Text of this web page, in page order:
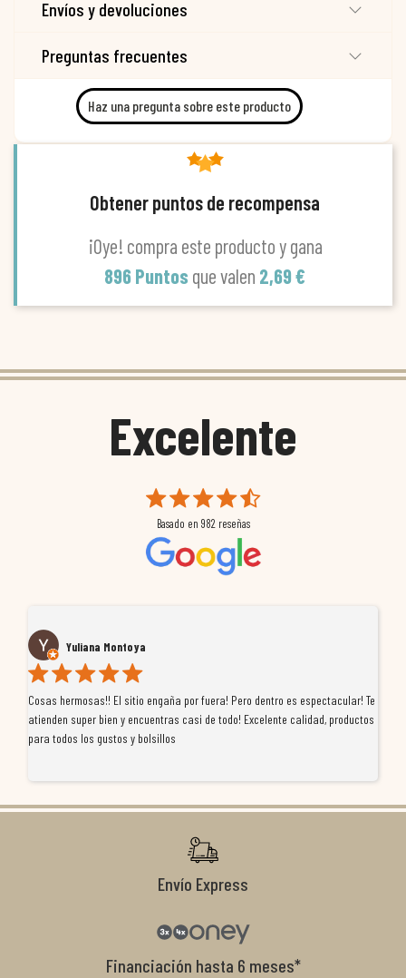
Envíos y devoluciones
Preguntas frecuentes
Haz una pregunta sobre este producto
Obtener puntos de recompensa
¡Oye! compra este producto y gana
896 Puntos que valen 2,69 €
Excelente
Basado en 982 reseñas
Yuliana Montoya
Cosas hermosas!! El sitio engaña por fuera! Pero dentro es espectacular! Te
atienden super bien y encuentras casi de todo! Excelente calidad, productos
para todos los gustos y bolsillos
Envío Express
Financiación hasta 6 meses*